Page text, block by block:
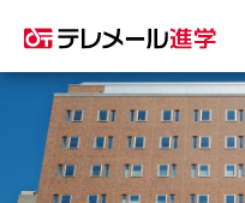
資料請求